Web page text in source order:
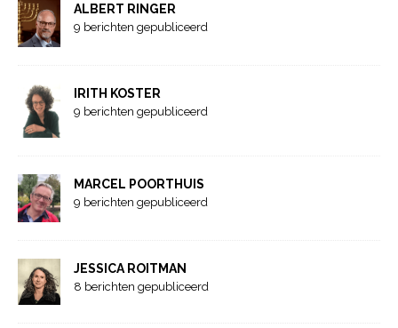
ALBERT RINGER
9 berichten gepubliceerd
IRITH KOSTER
9 berichten gepubliceerd
MARCEL POORTHUIS
9 berichten gepubliceerd
JESSICA ROITMAN
8 berichten gepubliceerd